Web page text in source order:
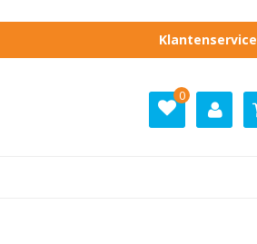
Klantenservice
0